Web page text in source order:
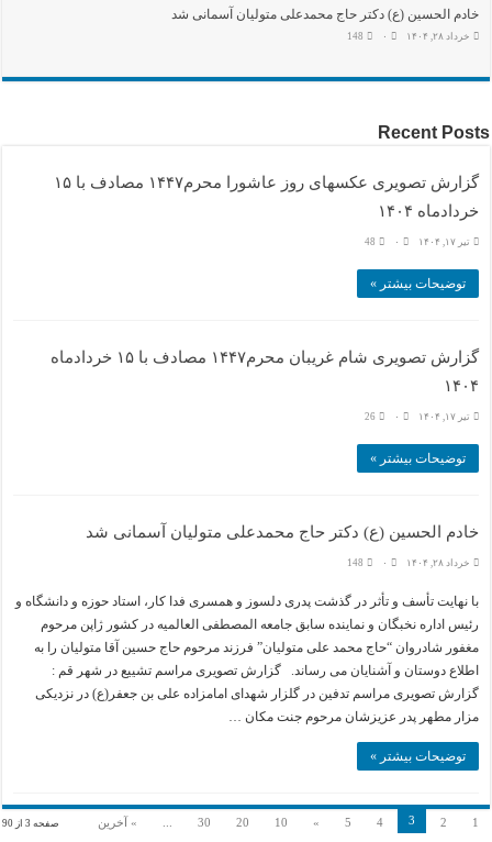
خادم الحسین (ع) دکتر حاج محمدعلی متولیان آسمانی شد
خرداد ۲۸, ۱۴۰۴ ۰ 148
Recent Posts
گزارش تصویری عکسهای روز عاشورا محرم۱۴۴۷ مصادف با ۱۵
خردادماه ۱۴۰۴
تیر ۱۷, ۱۴۰۴ ۰ 48
توضیحات بیشتر »
گزارش تصویری شام غریبان محرم۱۴۴۷ مصادف با ۱۵ خردادماه
۱۴۰۴
تیر ۱۷, ۱۴۰۴ ۰ 26
توضیحات بیشتر »
خادم الحسین (ع) دکتر حاج محمدعلی متولیان آسمانی شد
خرداد ۲۸, ۱۴۰۴ ۰ 148
با نهایت تأسف و تأثر در گذشت پدری دلسوز و همسری فدا کار، استاد حوزه و دانشگاه و
رئیس اداره نخبگان و نماینده سابق جامعه المصطفی العالمیه در کشور ژاپن مرحوم
مغفور شادروان “حاج محمد علی متولیان” فرزند مرحوم حاج حسین آقا متولیان را به
اطلاع دوستان و آشنایان می رساند. گزارش تصویری مراسم تشییع در شهر قم :
گزارش تصویری مراسم تدفین در گلزار شهدای امامزاده علی بن جعفر(ع) در نزدیکی
مزار مطهر پدر عزیزشان مرحوم جنت مکان …
توضیحات بیشتر »
صفحه 3 از 90 1
2
3
4
5
»
10
20
30
... » آخرین